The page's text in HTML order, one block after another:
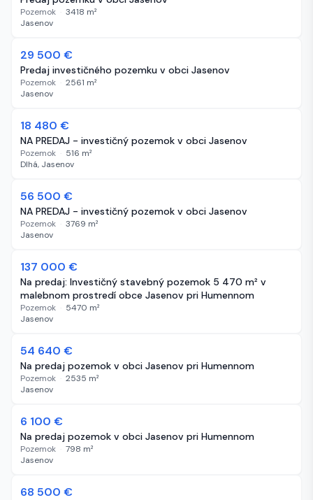
Pozemok · 3418 m²
Jasenov
634 dní
29 500 €
Predaj investičného pozemku v obci Jasenov
Pozemok · 2561 m²
Jasenov
648 dní
18 480 €
NA PREDAJ - investičný pozemok v obci Jasenov
Pozemok · 516 m²
Dlhá, Jasenov
648 dní
56 500 €
NA PREDAJ - investičný pozemok v obci Jasenov
Pozemok · 3769 m²
Jasenov
662 dní
137 000 €
Na predaj: Investičný stavebný pozemok 5 470 m² v
malebnom prostredí obce Jasenov pri Humennom
Pozemok · 5470 m²
Jasenov
669 dní
54 640 €
Na predaj pozemok v obci Jasenov pri Humennom
Pozemok · 2535 m²
Jasenov
669 dní
6 100 €
Na predaj pozemok v obci Jasenov pri Humennom
Pozemok · 798 m²
Jasenov
851 dní
68 500 €